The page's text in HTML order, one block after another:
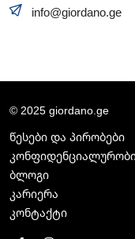
info@giordano.ge
© 2025 giordano.ge
წესები და პირობები
ბლოგი
კარიერა
კონტაქტი